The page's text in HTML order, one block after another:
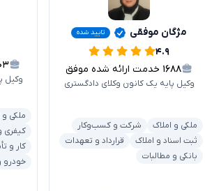
مژگان موفقی تایید شده
۴.۹
۱۶۸۸ خدمت ارائه شده موفق
وکیل پایه یک کانون وکلای دادگستری
ملکی و املاک
شرکت و کسب‌وکار
ثبت اسناد و املاک
قرارداد و تعهدات
بانکی و مطالبات
وکیل
ملکی و
کیفری
کار و
خودرو